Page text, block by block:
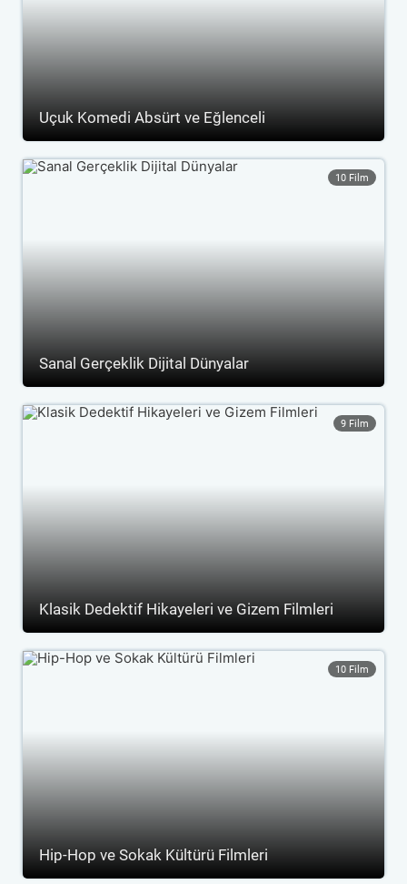
Uçuk Komedi Absürt ve Eğlenceli
Sanal Gerçeklik Dijital Dünyalar
10 Film
Klasik Dedektif Hikayeleri ve Gizem Filmleri
9 Film
Hip-Hop ve Sokak Kültürü Filmleri
10 Film